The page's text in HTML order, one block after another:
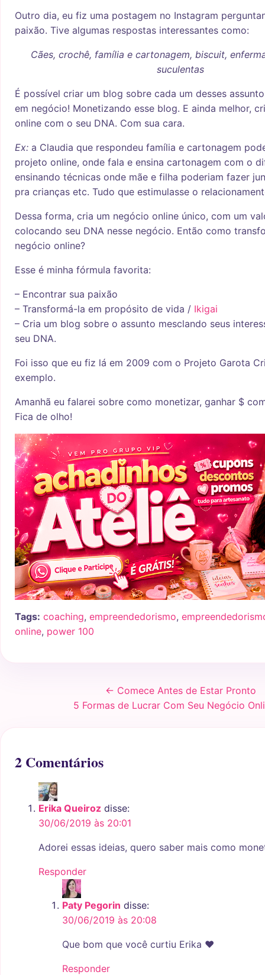
Outro dia, eu fiz uma postagem no Instagram
paixão. Tive algumas respostas interessantes como:
Cães, crochê, família e cartonagem, biscuit,
suculentas
É possível criar um blog sobre cada um desses
em negócio! Monetizando esse blog. E ainda melhor,
online com o seu DNA. Com sua cara.
Ex: a Claudia que respondeu família e cartonagem
projeto online, onde fala e ensina cartonagem com o
ensinando técnicas onde mãe e filha poderiam fazer
pra crianças etc. Tudo que estimulasse o
Dessa forma, cria um negócio online único, com um
colocando seu DNA nesse negócio. Então como
negócio online?
Esse é minha fórmula favorita:
– Encontrar sua paixão
– Transformá-la em propósito de vida / Ikigai
– Cria um blog sobre o assunto mesclando seus
seu DNA.
Foi isso que eu fiz lá em 2009 com o Projeto Garota
exemplo.
Amanhã eu falarei sobre como monetizar, ganhar $
Fica de olho!
Tags: coaching, empreendedorismo,
online, power 100
← Comece Antes de Estar Pronto
5 Formas de Lucrar Com Seu Negócio
2 Comentários
Erika Queiroz disse:
30/06/2019 às 20:01
Adorei essas ideias, quero saber mais como
Responder
Paty Pegorin disse:
30/06/2019 às 20:08
Que bom que você curtiu Erika ♥
Responder